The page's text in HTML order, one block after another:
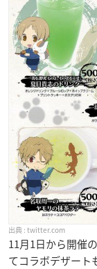
twitter.com
11月1日から開催
てコラボデザート